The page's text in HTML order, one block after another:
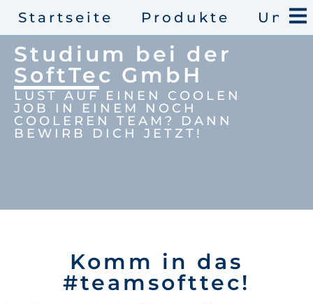
Startseite Produkte
Studium bei der
SoftTec GmbH
LUST AUF EINEN COOLEN
JOB IN EINEM NOCH
COOLEREN TEAM? DANN
BEWIRB DICH JETZT!
Komm in das
#teamsofttec!